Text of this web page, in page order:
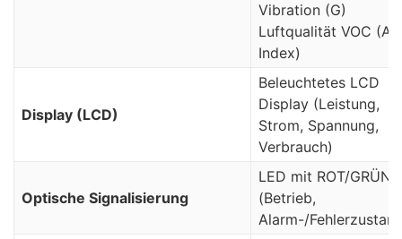
Vibration (G)
Luftqualität VOC
Index)
Display (LCD)
Beleuchtetes LCD
Display (Leistung,
Strom, Spannung,
Verbrauch)
Optische Signalisierung
LED mit ROT/GRÜN
(Betrieb,
Alarm-/